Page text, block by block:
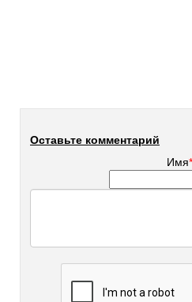
Оставьте комментарий
Имя*